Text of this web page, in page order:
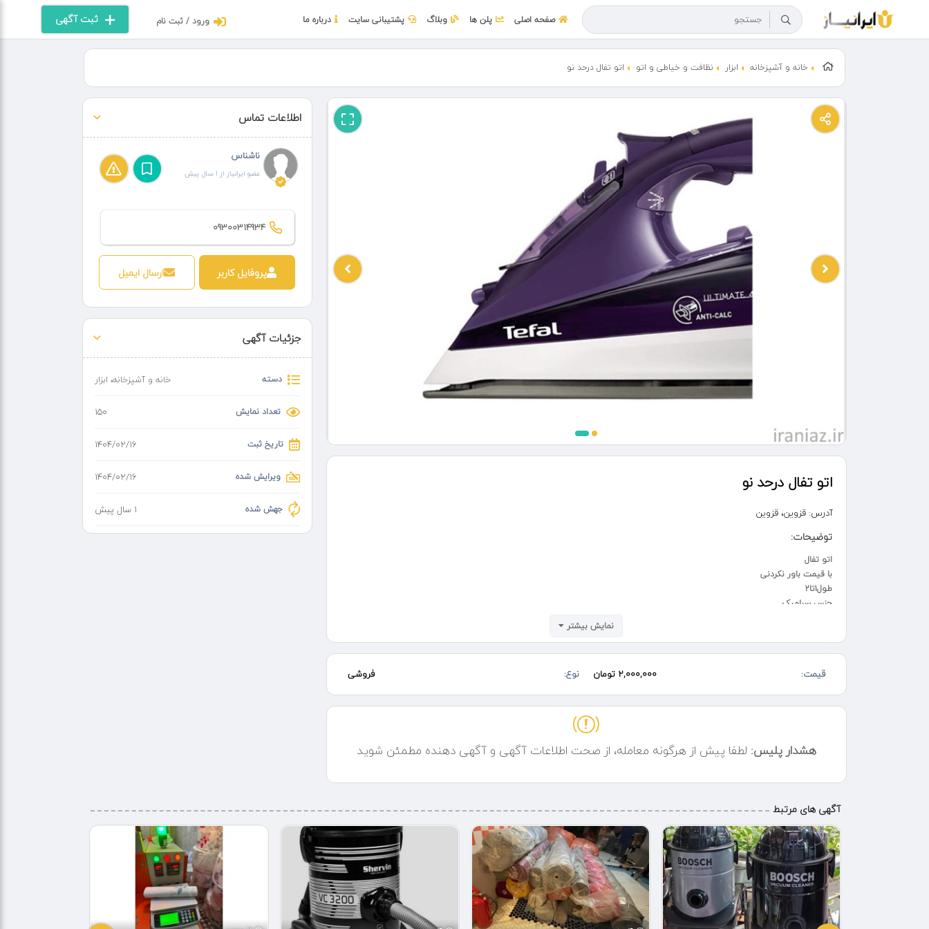
ثبت آگهی ورود / ثبت نام صفحه اصلی پلن ها وبلاگ پشتیبانی سایت درباره ما
خانه و آشپزخانه ابزار نظافت و خیاطی و اتو اتو تفال درحد نو
اتو تفال درحد نو
آدرس: قزوین، قزوین
توضیحات:
اتو تفال
با قیمت باور نکردنی
طول۱تا۲
جنس سرامیک
مخزن رسوب
نمایش بیشتر
قیمت: 2,000,000 تومان نوع: فروشی
هشدار پلیس: لطفا پیش از هرگونه معامله، از صحت اطلاعات آگهی و آگهی دهنده مطمئن شوید
اطلاعات تماس
ناشناس
عضو ایرانیاز از 1 سال پیش
09300314934
پروفایل کاربر ارسال ایمیل
جزئیات آگهی
دسته خانه و آشپزخانه، ابزار
تعداد نمایش 150
تاریخ ثبت ۱۴۰۴/۰۲/۱۶
ویرایش شده ۱۴۰۴/۰۲/۱۶
جهش شده 1 سال پیش
آگهی های مرتبط